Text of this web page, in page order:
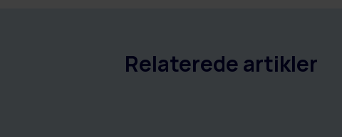
Relaterede artikler